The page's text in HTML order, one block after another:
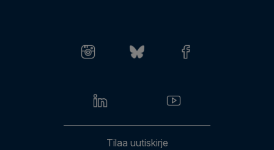
Tilaa uutiskirje